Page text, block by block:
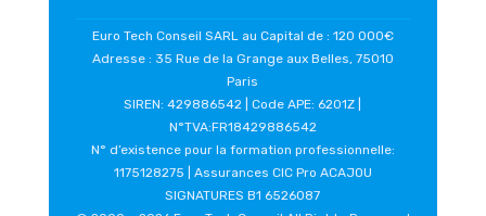
Euro Tech Conseil SARL au Capital de : 120 000€
Adresse : 35 Rue de la Grange aux Belles, 75010
Paris
SIREN: 429886542 | Code APE: 6201Z |
N°TVA:FR18429886542
N° d’existence pour la formation professionnelle:
1175128275 | Assurances CIC Pro ACAJOU
SIGNATURES B1 6526087